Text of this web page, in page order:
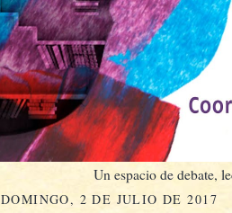
Un espacio de debate,
DOMINGO, 2 DE JULIO DE 2017